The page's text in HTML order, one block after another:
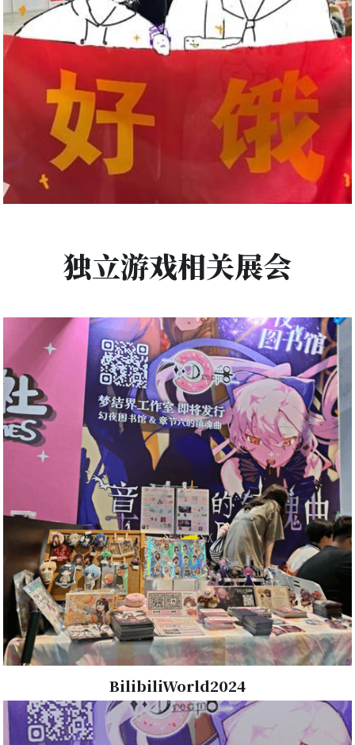
独立游戏相关展会
BilibiliWorld2024